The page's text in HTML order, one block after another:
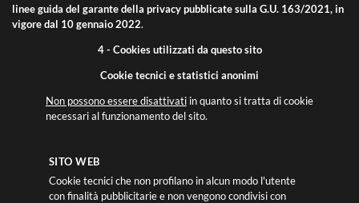
linee guida del garante della privacy pubblicate sulla G.U. 163/2021, in
vigore dal 10 gennaio 2022.
4 - Cookies utilizzati da questo sito
Cookie tecnici e statistici anonimi
Non possono essere disattivatiin quanto si tratta di cookie
necessari al funzionamento del sito.
SITO WEB
Cookie tecnici che non profilano in alcun modo l'utente
con finalità pubblicitarie e non vengono condivisi con